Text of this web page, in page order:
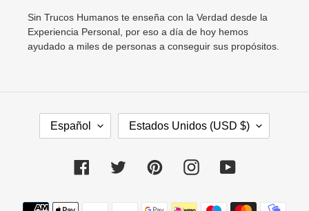
Sin Trucos Humanos te enseña con la Verdad desde la
Experiencia Personal, por eso a día de hoy hemos
ayudado a miles de personas a conseguir sus propósitos.
Español
S
/
E
Estados Unidos (USD $)
FacebookTwitter PinterestInstagramYouTube
Métodos